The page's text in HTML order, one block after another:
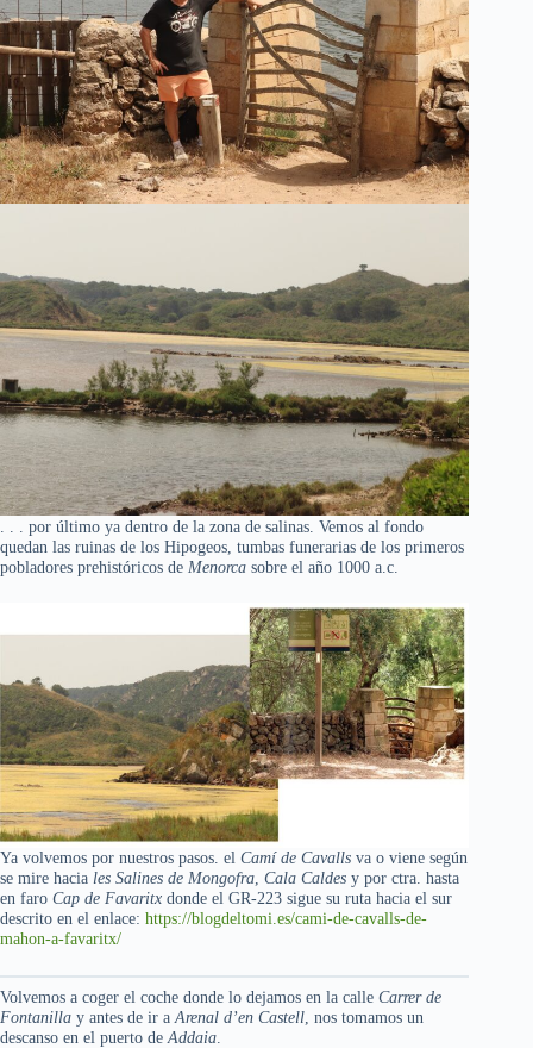
. . . por último ya dentro de la zona de salinas. Vemos al fondo
quedan las ruinas de los Hipogeos, tumbas funerarias de los primeros
pobladores prehistóricos de Menorca sobre el año 1000 a.c.
Ya volvemos por nuestros pasos. el Camí de Cavalls va o viene según
se mire hacia les Salines de Mongofra Cala Caldes y por ctra. hasta
en faro Cap de Favaritx donde el GR-223 sigue su ruta hacia el sur
descrito en el enlace: https://blogdeltomi.es/cami-de-cavalls-de-
mahon-a-favaritx/
Volvemos a coger el coche donde lo dejamos en la calle Carrer de
Fontanilla y antes de ir a Arenal d’en Castell , nos tomamos un
descanso en el puerto de Addaia